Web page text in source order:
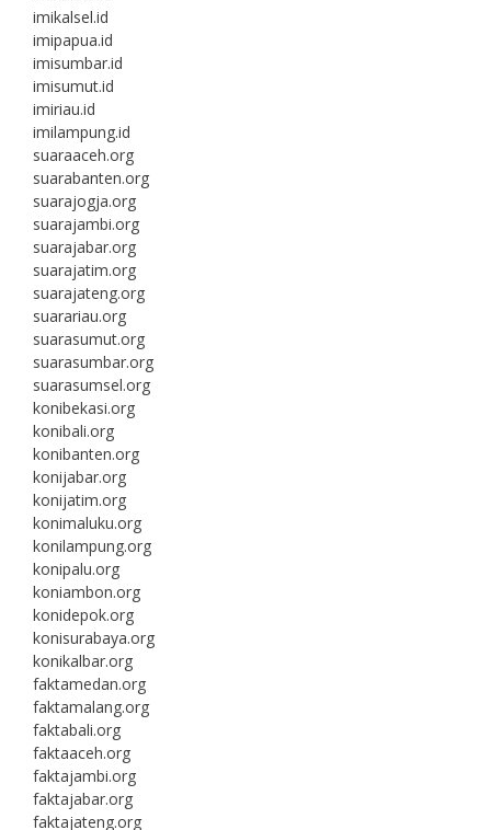
imikalsel.id
imipapua.id
imisumbar.id
imisumut.id
imiriau.id
imilampung.id
suaraaceh.org
suarabanten.org
suarajogja.org
suarajambi.org
suarajabar.org
suarajatim.org
suarajateng.org
suarariau.org
suarasumut.org
suarasumbar.org
suarasumsel.org
konibekasi.org
konibali.org
konibanten.org
konijabar.org
konijatim.org
konimaluku.org
konilampung.org
konipalu.org
koniambon.org
konidepok.org
konisurabaya.org
konikalbar.org
faktamedan.org
faktamalang.org
faktabali.org
faktaaceh.org
faktajambi.org
faktajabar.org
faktajateng.org